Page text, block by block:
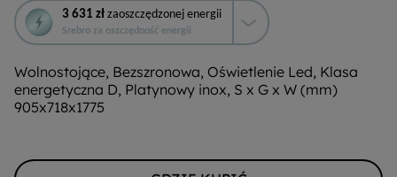
3 631 zł zaoszczędzonej energii
Srebro za oszczędność energii
To
działanie
otworzy
narzędzie
do
oszczędzania
energii
Wolnostojące, Bezszronowa, Oświetlenie Led, Klasa
energetyczna D, Platynowy inox, S x G x W (mm)
905x718x1775